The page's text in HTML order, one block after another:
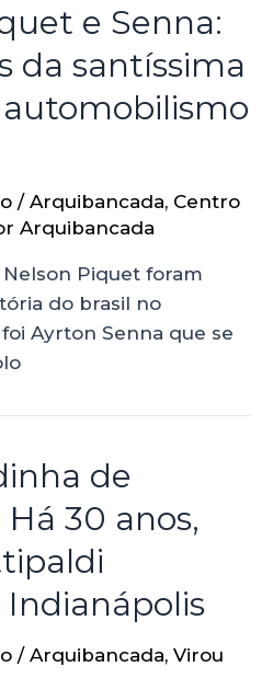
e Senna:
da santíssima
/ Arquibancada, Centro
Arquibancada
Piquet foram
do brasil no
Ayrton Senna que se
de
30 anos,
/ Arquibancada, Virou